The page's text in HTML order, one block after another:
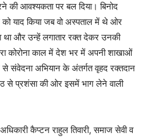
की आवश्यकता पर बल दिया। बिनोद
याद किया जब वो अस्पताल में थे ओर
था और उन्हें लगातार रक्त देकर उनकी
कोरोना काल में देश भर में अपनी शाखाओं
संवेदना अभियान के अंतर्गत वृहद रक्तदान
से प्रशंसा की ओर इसमें भाग लेने वाली
कैप्टन राहुल तिवारी, समाज सेवी व